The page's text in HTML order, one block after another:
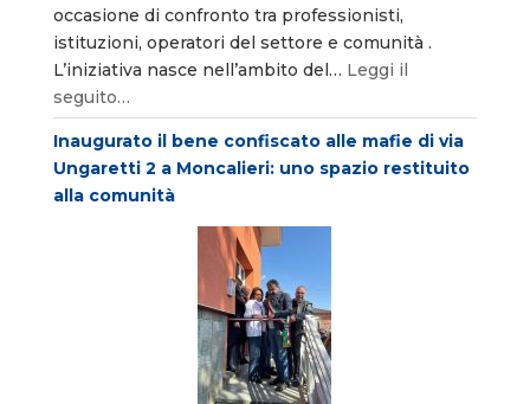
occasione di confronto tra professionisti,
istituzioni, operatori del settore e comunità .
L’iniziativa nasce nell’ambito del… Leggi il
seguito…
Inaugurato il bene confiscato alle mafie di via
Ungaretti 2 a Moncalieri: uno spazio restituito
alla comunità